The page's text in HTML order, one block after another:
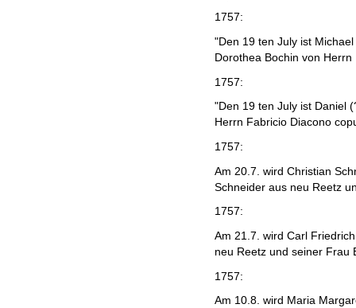
1757:
"Den 19 ten July ist
Dorothea Bochin von
1757:
"Den 19 ten July ist Daniel
Herrn Fabricio Diacono
1757:
Am 20.7. wird Christian
Schneider aus neu Reetz
1757:
Am 21.7. wird Carl
neu Reetz und seiner Frau
1757:
Am 10.8. wird Maria